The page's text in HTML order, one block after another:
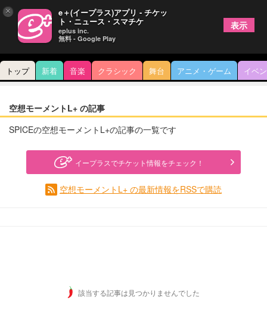
トップ 新着 音楽 クラシック 舞台 アニメ・ゲーム イベ
空想モーメントL+ の記事
SPICEの空想モーメントL+の記事の一覧です
イープラスでチケット情報をチェック！
空想モーメントL+ の最新情報をRSSで購読
該当する記事は見つかりませんでした
× e＋(イープラス)アプリ - チケッ
ト・ニュース・スマチケ
eplus inc.
無料 - Google Play
表示